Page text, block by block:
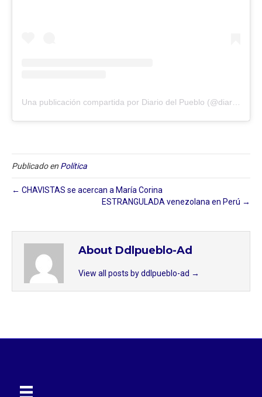
Publicado en Política
← CHAVISTAS se acercan a María Corina
ESTRANGULADA venezolana en Perú →
About Ddlpueblo-Ad
View all posts by ddlpueblo-ad →